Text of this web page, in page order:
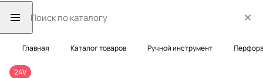
Главная Каталог товаров Ручной инструмент
24V